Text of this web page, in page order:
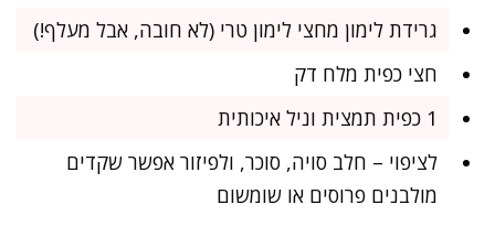
גרידת לימון מחצי לימון טרי (לא חובה, אבל מעלף!)
חצי כפית מלח דק
1 כפית תמצית וניל איכותית
לציפוי – חלב סויה, סוכר, ולפיזור אפשר שקדים
מולבנים פרוסים או שומשום